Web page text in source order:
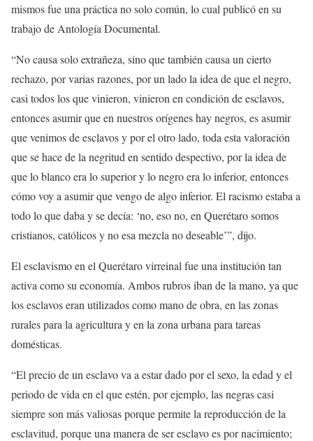
mismos fue una práctica no solo común, lo cual publicó en su
trabajo de Antología Documental.
“No causa solo extrañeza, sino que también causa un cierto
rechazo, por varias razones, por un lado la idea de que el negro,
casi todos los que vinieron, vinieron en condición de esclavos,
entonces asumir que en nuestros orígenes hay negros, es asumir
que venimos de esclavos y por el otro lado, toda esta valoración
que se hace de la negritud en sentido despectivo, por la idea de
que lo blanco era lo superior y lo negro era lo inferior, entonces
cómo voy a asumir que vengo de algo inferior. El racismo estaba a
todo lo que daba y se decía: ‘no, eso no, en Querétaro somos
cristianos, católicos y no esa mezcla no deseable’”, dijo.
El esclavismo en el Querétaro virreinal fue una institución tan
activa como su economía. Ambos rubros iban de la mano, ya que
los esclavos eran utilizados como mano de obra, en las zonas
rurales para la agricultura y en la zona urbana para tareas
domésticas.
“El precio de un esclavo va a estar dado por el sexo, la edad y el
periodo de vida en el que estén, por ejemplo, las negras casi
siempre son más valiosas porque permite la reproducción de la
esclavitud, porque una manera de ser esclavo es por nacimiento;